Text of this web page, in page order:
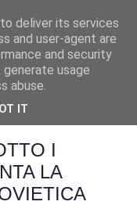
I
LA
deliver its services
and user-agent are
and security
usage
abuse.
IT